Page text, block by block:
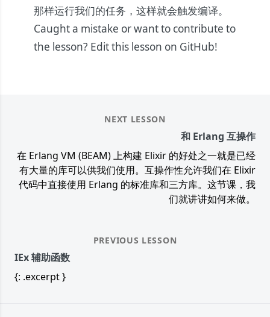
那样运行我们的任务，这样就会触发编译。
Caught a mistake or want to contribute to
the lesson? Edit this lesson on GitHub!
PREVIOUS LESSON
IEx 辅助函数
{: .excerpt }
NEXT LESSON
和 Erlang 互操作
在 Erlang VM (BEAM) 上构建 Elixir 的好处之一就是已经
有大量的库可以供我们使用。互操作性允许我们在 Elixir
代码中直接使用 Erlang 的标准库和三方库。这节课，我
们就讲讲如何来做。